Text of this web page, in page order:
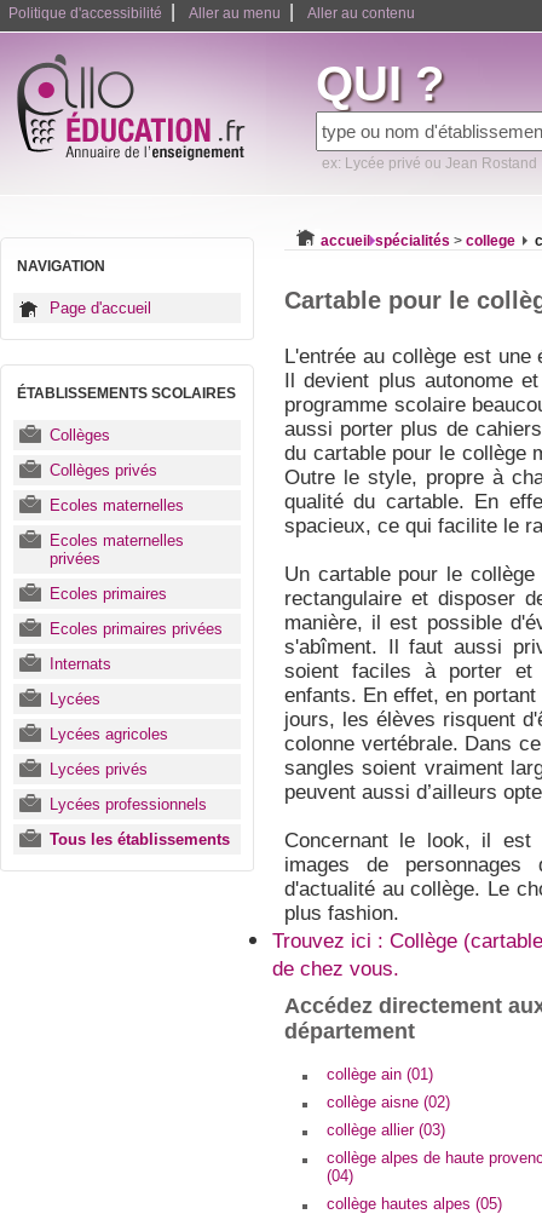
Politique d'accessibilité Aller au menu Aller au contenu
QUI ?
ex: Lycée privé ou Jean Rostand
NAVIGATION
Page d'accueil
ÉTABLISSEMENTS SCOLAIRES
Collèges
Collèges privés
Ecoles maternelles
Ecoles maternelles
privées
Ecoles primaires
Ecoles primaires privées
Internats
Lycées
Lycées agricoles
Lycées privés
Lycées professionnels
Tous les établissements
accueil spécialités > college
Cartable pour le
L'entrée au collège est une
Il devient plus autonome
programme scolaire
aussi porter plus de
du cartable pour le collège
Outre le style, propre à
qualité du cartable. En
spacieux, ce qui facilite le
Un cartable pour le
rectangulaire et disposer
manière, il est possible
s'abîment. Il faut aussi
soient faciles à porter
enfants. En effet, en
jours, les élèves risquent
colonne vertébrale. Dans
sangles soient vraiment
peuvent aussi d’ailleurs
Concernant le look, il est
images de
d'actualité au collège. Le
plus fashion.
Trouvez ici : Collège
de chez vous.
Accédez directement
département
collège ain (01)
collège aisne (02)
collège allier (03)
collège alpes de haute
(04)
collège hautes alpes (05)